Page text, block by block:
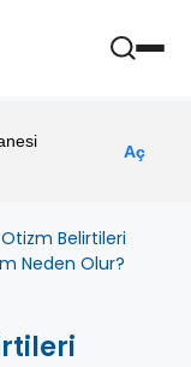
Aç
Belirtileri
Neden Olur?